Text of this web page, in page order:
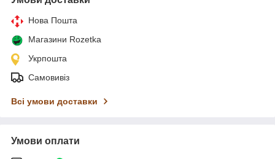
Нова Пошта
Магазини Rozetka
Укрпошта
Самовивіз
Всі умови доставки
Умови оплати